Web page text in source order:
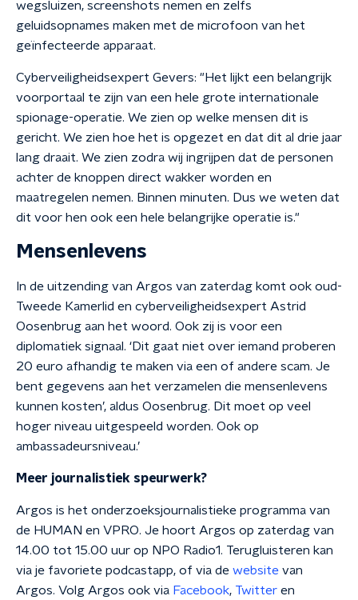
wegsluizen, screenshots nemen en zelfs
geluidsopnames maken met de microfoon van het
geïnfecteerde apparaat.
Cyberveiligheidsexpert Gevers: "Het lijkt een belangrijk
voorportaal te zijn van een hele grote internationale
spionage-operatie. We zien op welke mensen dit is
gericht. We zien hoe het is opgezet en dat dit al drie jaar
lang draait. We zien zodra wij ingrijpen dat de personen
achter de knoppen direct wakker worden en
maatregelen nemen. Binnen minuten. Dus we weten dat
dit voor hen ook een hele belangrijke operatie is."
Mensenlevens
In de uitzending van Argos van zaterdag komt ook oud-
Tweede Kamerlid en cyberveiligheidsexpert Astrid
Oosenbrug aan het woord. Ook zij is voor een
diplomatiek signaal. ‘Dit gaat niet over iemand proberen
20 euro afhandig te maken via een of andere scam. Je
bent gegevens aan het verzamelen die mensenlevens
kunnen kosten’, aldus Oosenbrug. Dit moet op veel
hoger niveau uitgespeeld worden. Ook op
ambassadeursniveau.’
Meer journalistiek speurwerk?
Argos is het onderzoeksjournalistieke programma van
de HUMAN en VPRO. Je hoort Argos op zaterdag van
14.00 tot 15.00 uur op NPO Radio1. Terugluisteren kan
via je favoriete podcastapp, of via de website van
Argos. Volg Argos ook via Facebook, Twitter en